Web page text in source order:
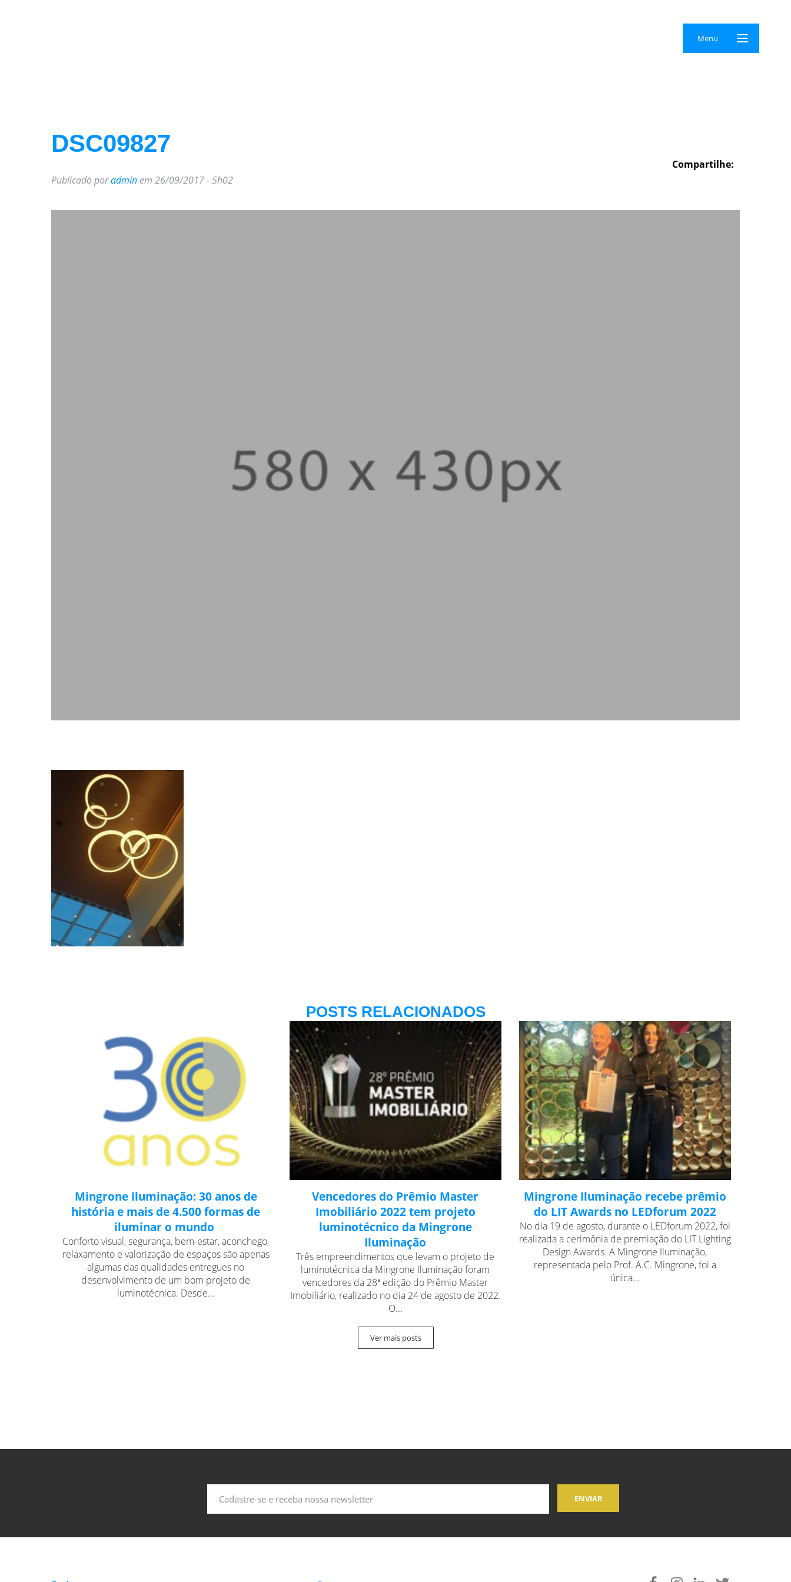
Menu
DSC09827
Compartilhe:
Publicado poradmin em 26/09/2017 - 5h02
POSTS RELACIONADOS
Mingrone Iluminação: 30 anos de
história e mais de 4.500 formas de
iluminar o mundo
Conforto visual, segurança, bem-estar, aconchego,
relaxamento e valorização de espaços são apenas
algumas das qualidades entregues no
desenvolvimento de um bom projeto de
luminotécnica. Desde...
Vencedores do Prêmio Master
Imobiliário 2022 tem projeto
luminotécnico da Mingrone
Iluminação
Três empreendimentos que levam o projeto de
luminotécnica da Mingrone Iluminação foram
vencedores da 28ª edição do Prêmio Master
Imobiliário, realizado no dia 24 de agosto de 2022.
O...
Mingrone Iluminação recebe prêmio
do LIT Awards no LEDforum 2022
No dia 19 de agosto, durante o LEDforum 2022, foi
realizada a cerimônia de premiação do LIT Lighting
Design Awards. A Mingrone Iluminação,
representada pelo Prof. A.C. Mingrone, foi a
única...
Ver mais posts